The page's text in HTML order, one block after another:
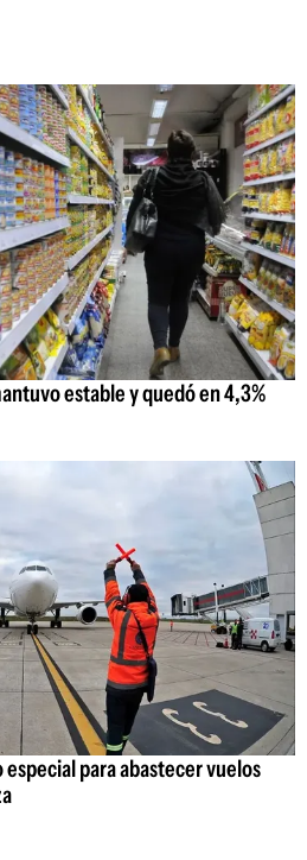
estable y quedó en 4,3%
para abastecer vuelos